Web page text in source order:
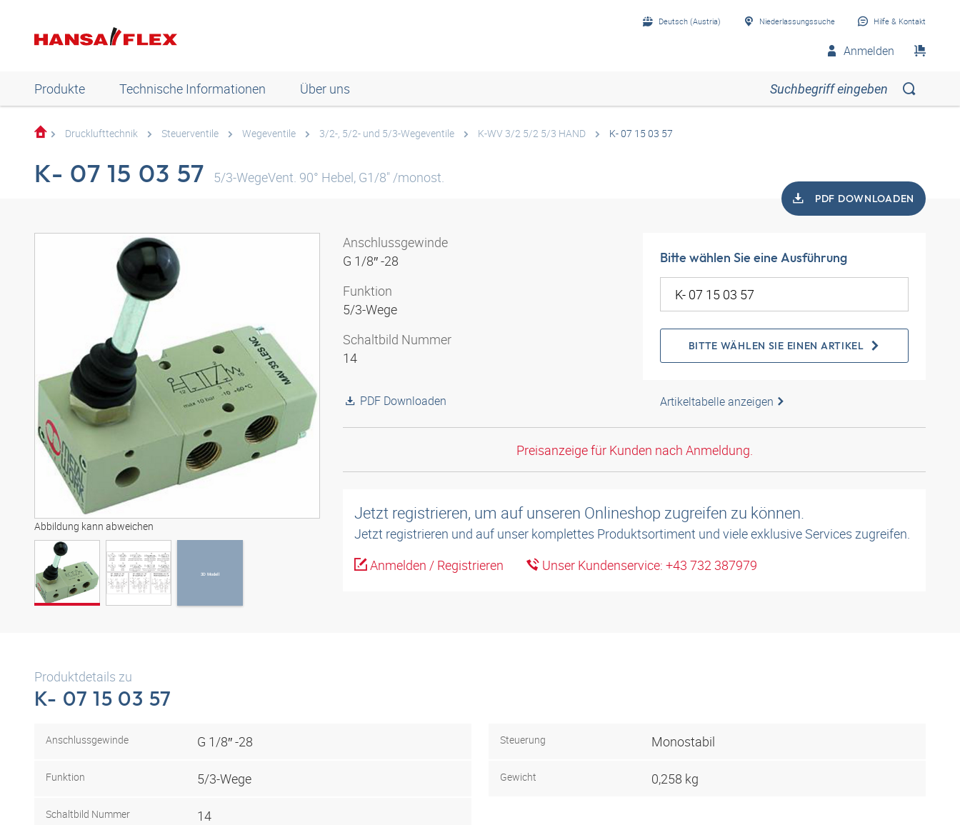
Deutsch (Austria) Niederlassungssuche Hilfe & Kontakt
Anmelden
Produkte Technische Informationen Über uns
Drucklufttechnik Steuerventile Wegeventile 3/2-, 5/2- und 5/3-Wegeventile K-WV 3/2 5/2 5/3 HAND K- 07 15 03 57
K- 07 15 03 57 5/3-WegeVent. 90° Hebel, G1/8" /monost.
PDF DOWNLOADEN
Abbildung kann abweichen
3D Modell
3D Modell
Anschlussgewinde
G 1/8″ -28
Funktion
5/3-Wege
Schaltbild Nummer
14
PDF Downloaden
Bitte wählen Sie eine Ausführung
BITTE WÄHLEN SIE EINEN ARTIKEL
Artikeltabelle anzeigen
Preisanzeige für Kunden nach Anmeldung.
Jetzt registrieren, um auf unseren Onlineshop zugreifen zu können.
Jetzt registrieren und auf unser komplettes Produktsortiment und viele exklusive Services zugreifen.
Anmelden / Registrieren
Unser Kundenservice: +43 732 387979
Produktdetails zu
K- 07 15 03 57
Anschlussgewinde G 1/8″ -28
Funktion 5/3-Wege
Schaltbild Nummer 14
Steuerung Monostabil
Gewicht 0,258 kg